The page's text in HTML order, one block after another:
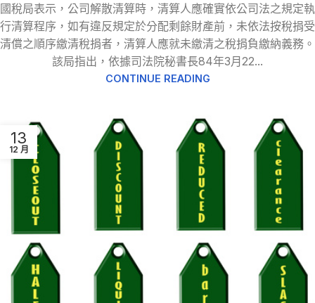
國稅局表示，公司解散清算時，清算人應確實依公司法之規定執
行清算程序，如有違反規定於分配剩餘財產前，未依法按稅捐受
清償之順序繳清稅捐者，清算人應就未繳清之稅捐負繳納義務。
該局指出，依據司法院秘書長84年3月22...
CONTINUE READING
13
12 月